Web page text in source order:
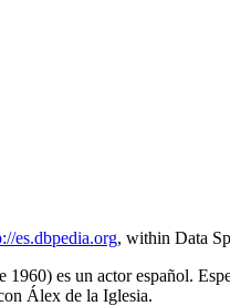
es.dbpedia.org, within Data
es un actor español.
Álex de la Iglesia.